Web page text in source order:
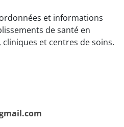
et informations
de santé en
cliniques et centres de soins.